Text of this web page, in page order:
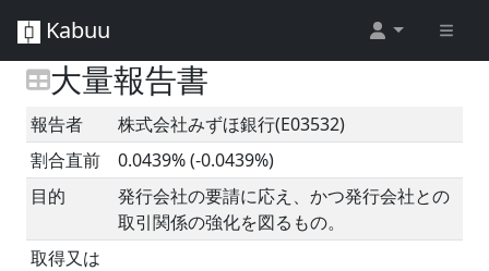
Kabuu
大量報告書
報告者
株式会社みずほ銀行(E03532)
割合直前
0.0439% (-0.0439%)
目的
発行会社の要請に応え、かつ発行会社との
取引関係の強化を図るもの。
取得又は